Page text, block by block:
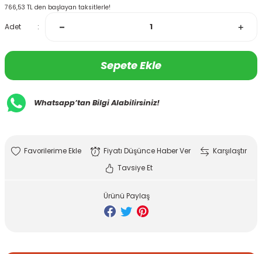
766,53 TL den başlayan taksitlerle!
Adet
Sepete Ekle
Whatsapp’tan Bilgi Alabilirsiniz!
Fiyatı Düşünce Haber Ver
Karşılaştır
Tavsiye Et
Ürünü Paylaş